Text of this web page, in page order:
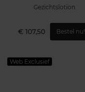
Gezichtslotion
€ 107,50 Bestel nu!
Web Exclusief